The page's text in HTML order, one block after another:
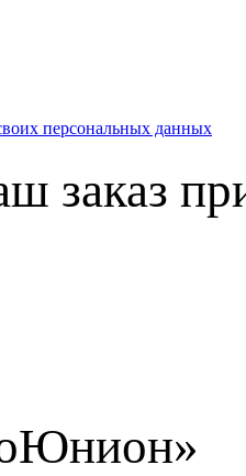
персональных данных
заказ